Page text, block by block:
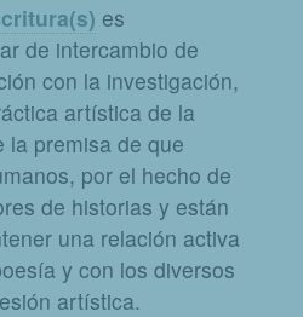
es
de intercambio de
con la investigación,
artística de la
la premisa de que
por el hecho de
de historias y están
una relación activa
y con los diversos
artística.